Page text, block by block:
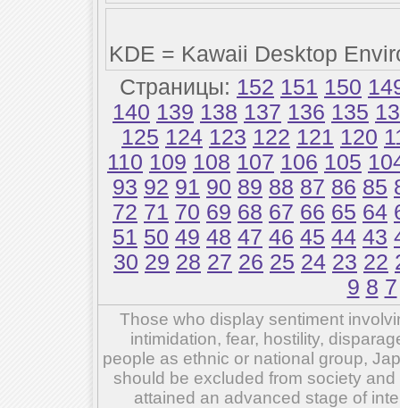
KDE = Kawaii Desktop
Страницы: 152 151 150
140 139 138 137 136 135
125 124 123 122 121 120
110 109 108 107 106 105
93 92 91 90 89 88 87 86 85
72 71 70 69 68 67 66 65 64
51 50 49 48 47 46 45 44 43
30 29 28 27 26 25 24 23 22
9 8 7
Those who display sentiment
intimidation, fear, hostility,
people as ethnic or national group,
should be excluded from society
attained an advanced stage of